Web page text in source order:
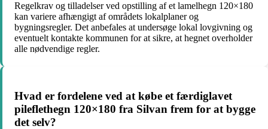
Regelkrav og tilladelser ved opstilling af et lamelhegn 120×180
kan variere afhængigt af områdets lokalplaner og
bygningsregler. Det anbefales at undersøge lokal lovgivning og
eventuelt kontakte kommunen for at sikre, at hegnet overholder
alle nødvendige regler.
Hvad er fordelene ved at købe et færdiglavet
pileflethegn 120×180 fra Silvan frem for at bygge
det selv?